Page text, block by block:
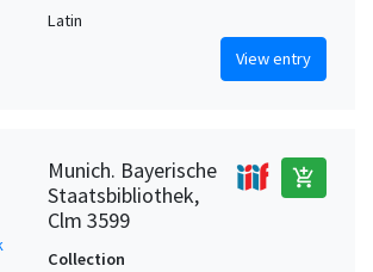
Latin
View entry
Munich. Bayerische
Staatsbibliothek,
Clm 3599
add_shopping_cart
Collection